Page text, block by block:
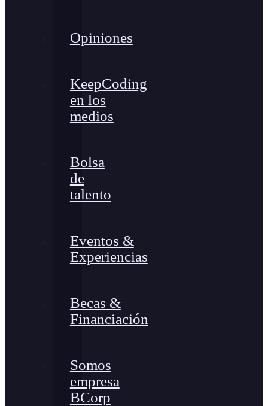
Opiniones
KeepCoding
en los
medios
Bolsa
de
talento
Eventos &
Experiencias
Becas &
Financiación
Somos
empresa
BCorp